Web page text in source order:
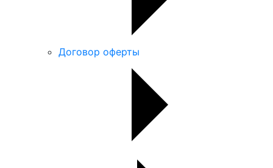
Договор оферты